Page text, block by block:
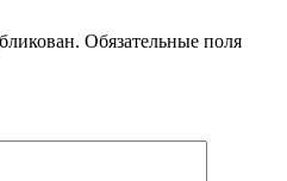
Обязательные поля